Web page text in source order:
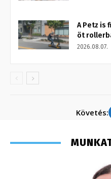
A Petz is
öt
2026.08.07.
Követés: